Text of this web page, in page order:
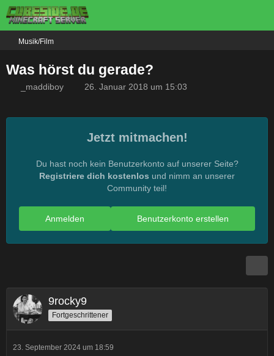
Musik/Film
Was hörst du gerade?
_maddiboy 26. Januar 2018 um 15:03
Jetzt mitmachen!
Du hast noch kein Benutzerkonto auf unserer Seite?
Registriere dich kostenlos und nimm an unserer
Community teil!
Benutzerkonto erstellen
Anmelden
9rocky9
Fortgeschrittener
23. September 2024 um 18:59